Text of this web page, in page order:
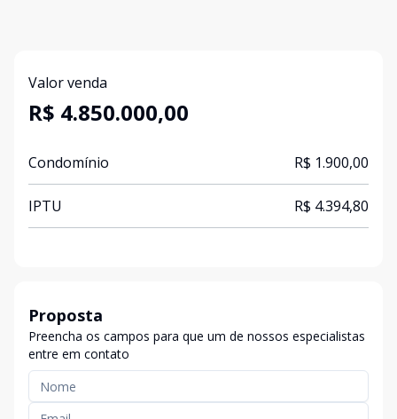
Valor venda
R$ 4.850.000,00
Condomínio R$ 1.900,00
IPTU R$ 4.394,80
Proposta
Preencha os campos para que um de nossos especialistas
entre em contato